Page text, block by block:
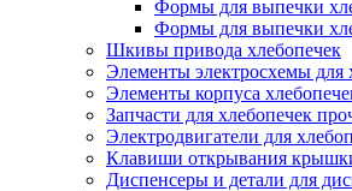
Формы для выпечки
Формы для выпечки
Шкивы привода хлебопечек
Элементы электросхемы для
Элементы корпуса
Запчасти для хлебопечек
Электродвигатели для
Клавиши открывания
Диспенсеры и детали для